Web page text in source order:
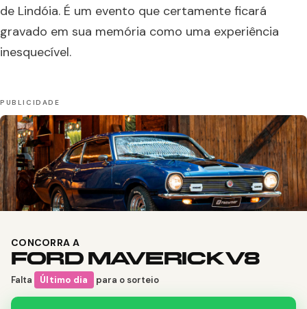
de Lindóia. É um evento que certamente ficará
gravado em sua memória como uma experiência
inesquecível.
CONCORRA A
FORD MAVERICK V8
Falta Último dia para o sorteio